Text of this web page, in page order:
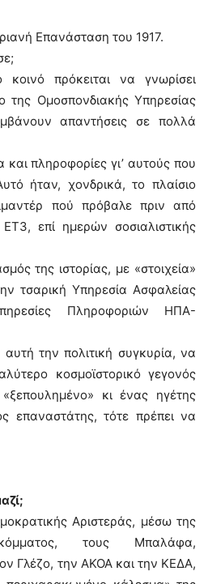
Επανάσταση του 1917.
πρόκειται να γνωρίσει
της Ομοσπονδιακής Υπηρεσίας
απαντήσεις σε πολλά
πληροφορίες γι’ αυτούς που
ήταν, χονδρικά, το πλαίσιο
πού πρόβαλε πριν από
επί ημερών σοσιαλιστικής
της ιστορίας, με «στοιχεία»
τσαρική Υπηρεσία Ασφαλείας
Πληροφοριών ΗΠΑ-
αυτή την πολιτική συγκυρία, να
κοσμοϊστορικό γεγονός
κι ένας ηγέτης
επαναστάτης, τότε πρέπει να
Αριστεράς, μέσω της
τους Μπαλάφα,
Γλέζο, την ΑΚΟΑ και την ΚΕΔΑ,